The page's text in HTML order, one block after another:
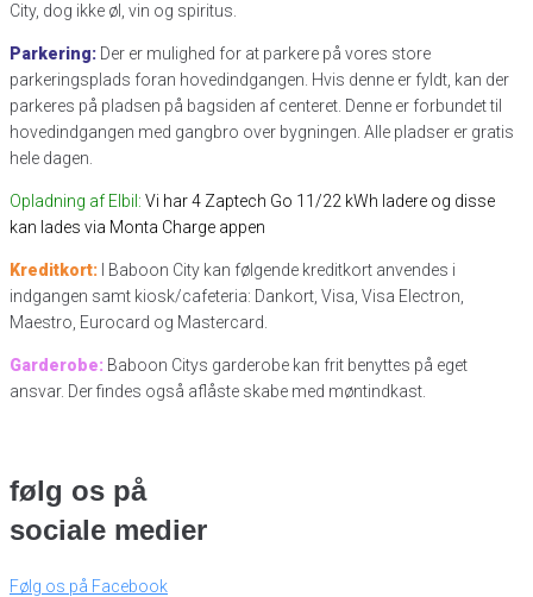
City, dog ikke øl, vin og spiritus.
Parkering: Der er mulighed for at parkere på vores store
parkeringsplads foran hovedindgangen. Hvis denne er fyldt, kan der
parkeres på pladsen på bagsiden af centeret. Denne er forbundet til
hovedindgangen med gangbro over bygningen. Alle pladser er gratis
hele dagen.
Opladning af Elbil: Vi har 4 Zaptech Go 11/22 kWh ladere og disse
kan lades via Monta Charge appen
Kreditkort: I Baboon City kan følgende kreditkort anvendes i
indgangen samt kiosk/cafeteria: Dankort, Visa, Visa Electron,
Maestro, Eurocard og Mastercard.
Garderobe: Baboon Citys garderobe kan frit benyttes på eget
ansvar. Der findes også aflåste skabe med møntindkast.
følg os på
sociale medier
Følg os på Facebook